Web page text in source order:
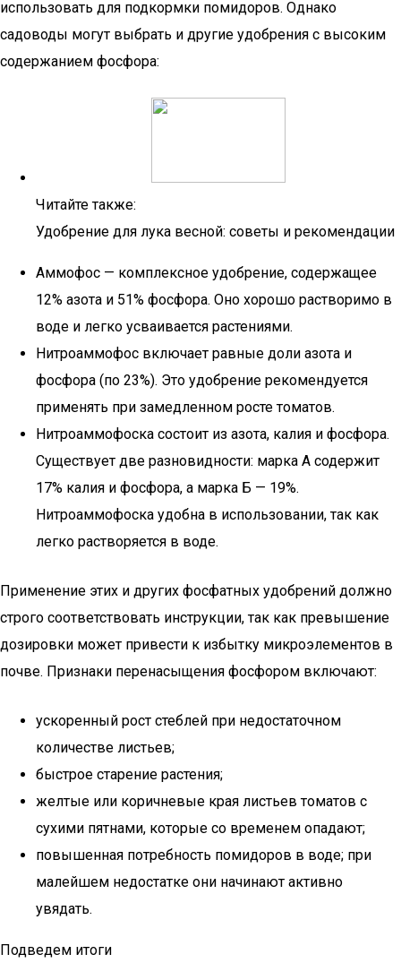
использовать для подкормки помидоров. Однако
садоводы могут выбрать и другие удобрения с высоким
содержанием фосфора:
Читайте также:
Удобрение для лука весной: советы и рекомендации
Аммофос — комплексное удобрение, содержащее
12% азота и 51% фосфора. Оно хорошо растворимо в
воде и легко усваивается растениями.
Нитроаммофос включает равные доли азота и
фосфора (по 23%). Это удобрение рекомендуется
применять при замедленном росте томатов.
Нитроаммофоска состоит из азота, калия и фосфора.
Существует две разновидности: марка А содержит
17% калия и фосфора, а марка Б — 19%.
Нитроаммофоска удобна в использовании, так как
легко растворяется в воде.
Применение этих и других фосфатных удобрений должно
строго соответствовать инструкции, так как превышение
дозировки может привести к избытку микроэлементов в
почве. Признаки перенасыщения фосфором включают:
ускоренный рост стеблей при недостаточном
количестве листьев;
быстрое старение растения;
желтые или коричневые края листьев томатов с
сухими пятнами, которые со временем опадают;
повышенная потребность помидоров в воде; при
малейшем недостатке они начинают активно
увядать.
Подведем итоги